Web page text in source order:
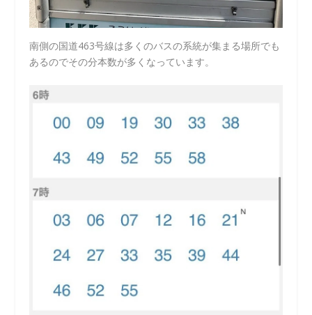
南側の国道463号線は多くのバスの系統が集まる場所でも
あるのでその分本数が多くなっています。